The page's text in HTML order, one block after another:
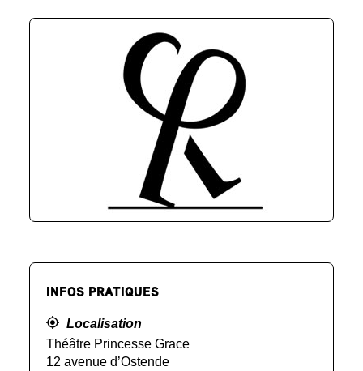
INFOS PRATIQUES
Localisation
Théâtre Princesse Grace
12 avenue d’Ostende